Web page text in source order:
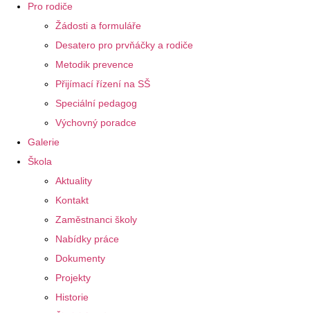
Pro rodiče
Žádosti a formuláře
Desatero pro prvňáčky a rodiče
Metodik prevence
Přijímací řízení na SŠ
Speciální pedagog
Výchovný poradce
Galerie
Škola
Aktuality
Kontakt
Zaměstnanci školy
Nabídky práce
Dokumenty
Projekty
Historie